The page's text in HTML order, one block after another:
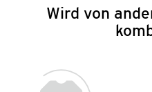
Wird von